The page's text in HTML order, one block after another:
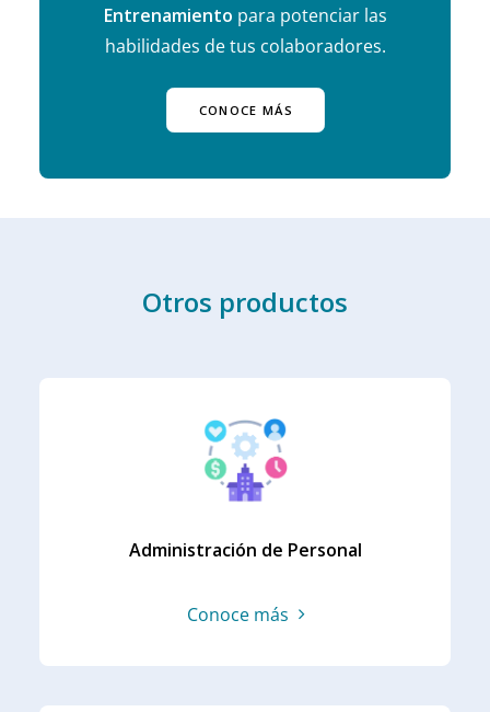
Entrenamiento para potenciar las
habilidades de tus colaboradores.
CONOCE MÁS
Otros productos
Administración de Personal
Conoce más